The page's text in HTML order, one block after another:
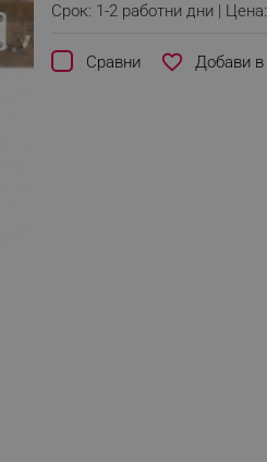
Срок: 1-2 работни дни | Цена:
Сравни favorite_border